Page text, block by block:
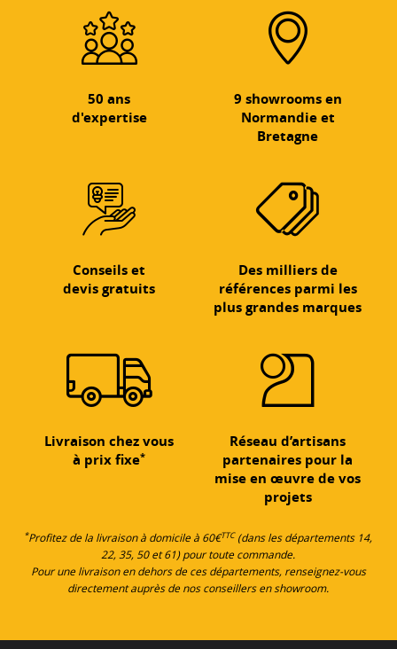
50 ans
d'expertise
9 showrooms en
Normandie et
Bretagne
Conseils et
devis gratuits
Des milliers de
références parmi les
plus grandes marques
Livraison chez vous
à prix fixe*
Réseau d’artisans
partenaires pour la
mise en œuvre de vos
projets
*Profitez de la livraison à domicile à 60€TTC(dans les départements 14,
22, 35, 50 et 61) pour toute commande.
Pour une livraison en dehors de ces départements, renseignez-vous
directement auprès de nos conseillers en showroom.